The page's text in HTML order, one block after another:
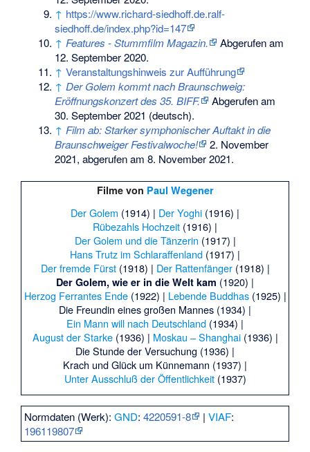
↑ https://www.richard-siedhoff.de.ralf-
siedhoff.de/index.php?id=147
↑ Features - Stummfilm Magazin.
Abgerufen am
12. September 2020.
↑ Veranstaltungshinweis zur Aufführung
↑ Der Golem kommt nach Braunschweig:
Eröffnungskonzert des 35. BIFF.
Abgerufen am
30. September 2021 (deutsch).
↑ Film ab: Starker symphonischer Auftakt in die
Braunschweiger Festivalwoche!
2. November
2021, abgerufen am 8. November 2021.
Filme von Paul Wegener
Der Golem (1914) | Der Yoghi (1916) |
Rübezahls Hochzeit (1916) |
Der Golem und die Tänzerin (1917) |
Hans Trutz im Schlaraffenland (1917) |
Der fremde Fürst(1918) | Der Rattenfänger(1918) |
Der Golem, wie er in die Welt kam (1920) |
Herzog Ferrantes Ende(1922) | Lebende Buddhas(1925) |
Die Freundin eines großen Mannes (1934) |
Ein Mann will nach Deutschland (1934) |
August der Starke(1936) | Moskau – Shanghai(1936) |
Die Stunde der Versuchung (1936) |
Krach und Glück um Künnemann (1937) |
Unter Ausschluß der Öffentlichkeit(1937)
Normdaten (Werk):GND:4220591-8 |VIAF:
196119807